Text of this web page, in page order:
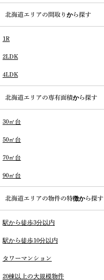
北海道エリアの間取りから探す
1R
2LDK
4LDK
北海道エリアの専有面積から探す
30㎡台
50㎡台
70㎡台
90㎡台
北海道エリアの物件の特徴から探す
駅から徒歩3分以内
駅から徒歩10分以内
タワーマンション
20棟以上の大規模物件